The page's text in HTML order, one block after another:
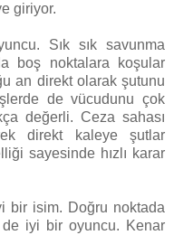
giriyor.
Sık sık savunma
boş noktalara koşular
an direkt olarak şutunu
de vücudunu çok
değerli. Ceza sahası
direkt kaleye şutlar
sayesinde hızlı karar
bir isim. Doğru noktada
de iyi bir oyuncu. Kenar